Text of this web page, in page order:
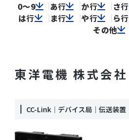
0～9 あ行 か行 さ行
は行 ま行 や行 ら行
その他
東洋電機 株式会社
CC-Link｜デバイス局｜伝送装置